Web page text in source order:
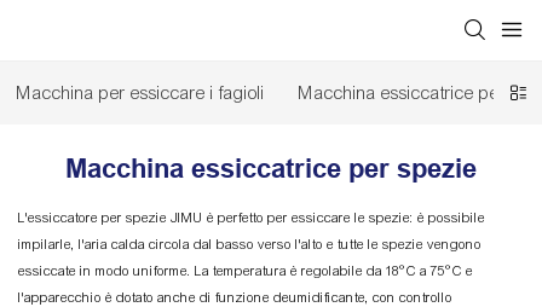
Macchina per essiccare i fagioli Macchina essiccatrice per fiori
Macchina essiccatrice per spezie
L'essiccatore per spezie JIMU è perfetto per essiccare le spezie: è possibile
impilarle, l'aria calda circola dal basso verso l'alto e tutte le spezie vengono
essiccate in modo uniforme. La temperatura è regolabile da 18°C ​​a 75°C e
l'apparecchio è dotato anche di funzione deumidificante, con controllo